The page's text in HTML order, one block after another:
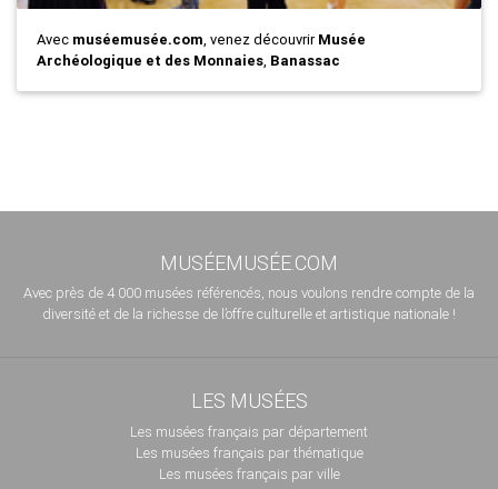
Avec muséemusée.com, venez découvrirMusée
Archéologique et des Monnaies, Banassac
MUSÉEMUSÉE.COM
Avec près de 4 000 musées référencés, nous voulons rendre compte de la
diversité et de la richesse de l’offre culturelle et artistique nationale !
LES MUSÉES
Les musées français par département
Les musées français par thématique
Les musées français par ville